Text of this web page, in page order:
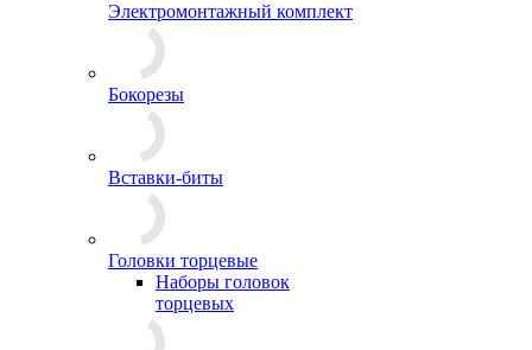
Электромонтажный комплект
Бокорезы
Вставки-биты
Головки торцевые
Наборы головок
торцевых